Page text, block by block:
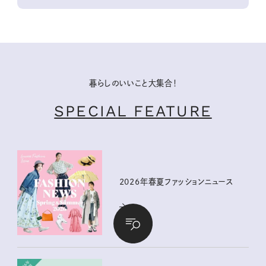
暮らしのいいこと大集合！
SPECIAL FEATURE
2026年春夏ファッションニュース